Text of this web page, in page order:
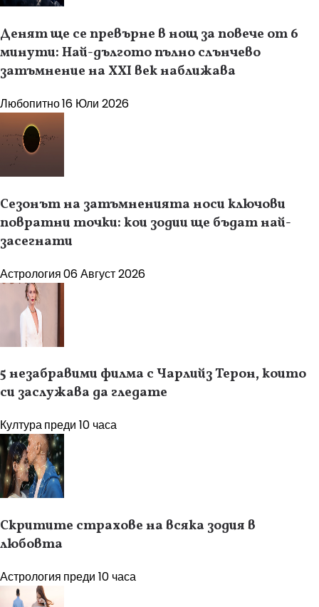
Денят ще се превърне в нощ за повече от 6
минути: Най-дългото пълно слънчево
затъмнение на XXI век наближава
Любопитно16 Юли 2026
Сезонът на затъмненията носи ключови
повратни точки: кои зодии ще бъдат най-
засегнати
Астрология06 Август 2026
5 незабравими филма с Чарлийз Терон, които
си заслужава да гледате
Културапреди 10 часа
Скритите страхове на всяка зодия в
любовта
Астрология преди 10 часа